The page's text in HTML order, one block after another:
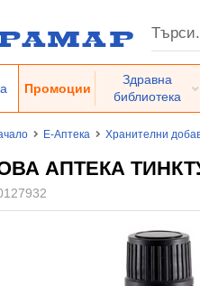
Промоции
Здравна
библиотека
Е-Аптека Хранителни
АПТЕКА